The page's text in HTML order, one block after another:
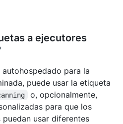
a ejecutores
para la
puede usar la etiqueta
o, opcionalmente,
para que los
usar diferentes